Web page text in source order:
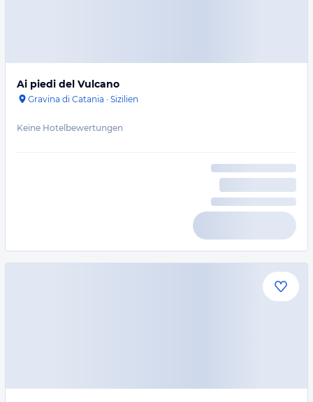
Ai piedi del Vulcano
Gravina di Catania · Sizilien
Keine Hotelbewertungen